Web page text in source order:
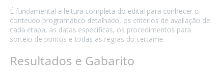
É fundamental a leitura completa do edital para conhecer o
conteúdo programático detalhado, os critérios de avaliação de
cada etapa, as datas específicas, os procedimentos para
sorteio de pontos e todas as regras do certame.
Resultados e Gabarito